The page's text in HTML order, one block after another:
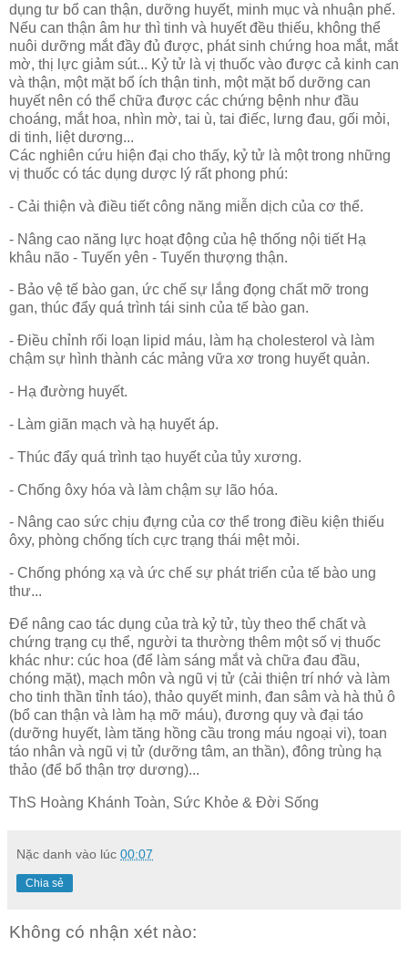
dụng tư bổ can thận, dưỡng huyết, minh mục và nhuận phế.
Nếu can thận âm hư thì tinh và huyết đều thiếu, không thể
nuôi dưỡng mắt đầy đủ được, phát sinh chứng hoa mắt, mắt
mờ, thị lực giảm sút... Kỷ tử là vị thuốc vào được cả kinh can
và thận, một mặt bổ ích thận tinh, một mặt bổ dưỡng can
huyết nên có thể chữa được các chứng bệnh như đầu
choáng, mắt hoa, nhìn mờ, tai ù, tai điếc, lưng đau, gối mỏi,
di tinh, liệt dương...
Các nghiên cứu hiện đại cho thấy, kỷ tử là một trong những
vị thuốc có tác dụng dược lý rất phong phú:
- Cải thiện và điều tiết công năng miễn dịch của cơ thể.
- Nâng cao năng lực hoạt động của hệ thống nội tiết Hạ
khâu não - Tuyến yên - Tuyến thượng thận.
- Bảo vệ tế bào gan, ức chế sự lắng đọng chất mỡ trong
gan, thúc đẩy quá trình tái sinh của tế bào gan.
- Điều chỉnh rối loạn lipid máu, làm hạ cholesterol và làm
chậm sự hình thành các mảng vữa xơ trong huyết quản.
- Hạ đường huyết.
- Làm giãn mạch và hạ huyết áp.
- Thúc đẩy quá trình tạo huyết của tủy xương.
- Chống ôxy hóa và làm chậm sự lão hóa.
- Nâng cao sức chịu đựng của cơ thể trong điều kiện thiếu
ôxy, phòng chống tích cực trạng thái mệt mỏi.
- Chống phóng xạ và ức chế sự phát triển của tế bào ung
thư...
Để nâng cao tác dụng của trà kỷ tử, tùy theo thể chất và
chứng trạng cụ thể, người ta thường thêm một số vị thuốc
khác như: cúc hoa (để làm sáng mắt và chữa đau đầu,
chóng mặt), mạch môn và ngũ vị tử (cải thiện trí nhớ và làm
cho tinh thần tỉnh táo), thảo quyết minh, đan sâm và hà thủ ô
(bổ can thận và làm hạ mỡ máu), đương quy và đại táo
(dưỡng huyết, làm tăng hồng cầu trong máu ngoại vi), toan
táo nhân và ngũ vị tử (dưỡng tâm, an thần), đông trùng hạ
thảo (để bổ thận trợ dương)...
ThS Hoàng Khánh Toàn, Sức Khỏe & Đời Sống
Nặc danh vào lúc 00:07
Chia sẻ
Không có nhận xét nào: